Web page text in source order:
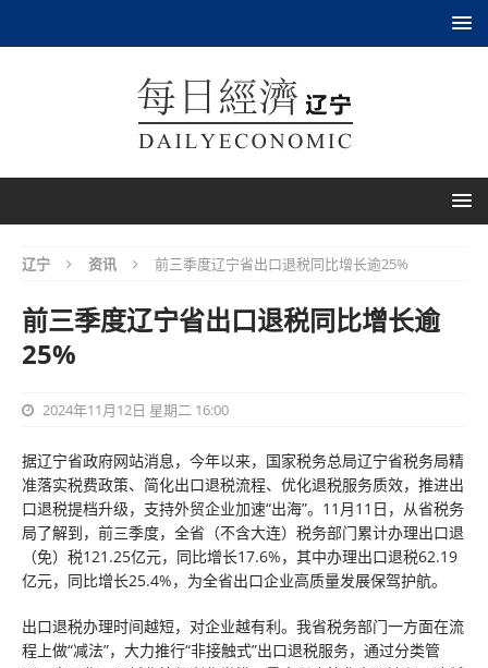
辽宁 资讯 前三季度辽宁省出口退税同比增长逾25%
前三季度辽宁省出口退税同比增长逾
25%
2024年11月12日 星期二 16:00
据辽宁省政府网站消息，今年以来，国家税务总局辽宁省税务局精
准落实税费政策、简化出口退税流程、优化退税服务质效，推进出
口退税提档升级，支持外贸企业加速“出海”。11月11日，从省税务
局了解到，前三季度，全省（不含大连）税务部门累计办理出口退
（免）税121.25亿元，同比增长17.6%，其中办理出口退税62.19
亿元，同比增长25.4%，为全省出口企业高质量发展保驾护航。
出口退税办理时间越短，对企业越有利。我省税务部门一方面在流
程上做“减法”，大力推行“非接触式”出口退税服务，通过分类管